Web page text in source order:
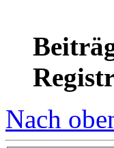
Nach